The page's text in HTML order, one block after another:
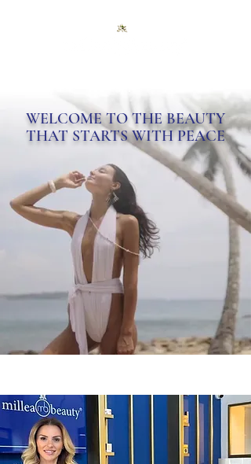
WELCOME TO THE BEAUTY
THAT STARTS WITH PEACE